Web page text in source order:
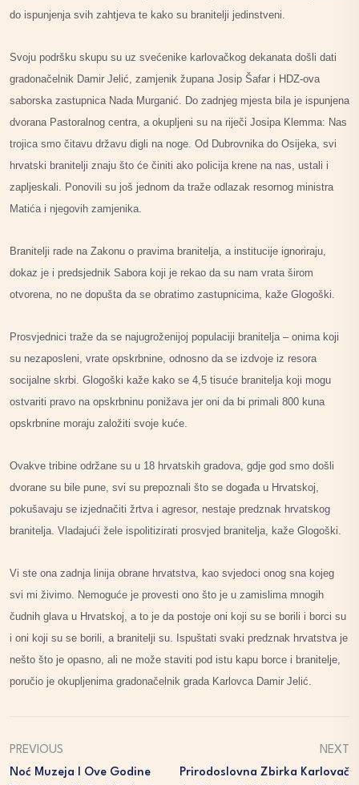
do ispunjenja svih zahtjeva te kako su branitelji jedinstveni.
Svoju podršku skupu su uz svećenike karlovačkog dekanata došli dati
gradonačelnik Damir Jelić, zamjenik župana Josip Šafar i HDZ-ova
saborska zastupnica Nada Murganić. Do zadnjeg mjesta bila je ispunjena
dvorana Pastoralnog centra, a okupljeni su na riječi Josipa Klemma: Nas
trojica smo čitavu državu digli na noge. Od Dubrovnika do Osijeka, svi
hrvatski branitelji znaju što će činiti ako policija krene na nas, ustali i
zapljeskali. Ponovili su još jednom da traže odlazak resornog ministra
Matića i njegovih zamjenika.
Branitelji rade na Zakonu o pravima branitelja, a institucije ignoriraju,
dokaz je i predsjednik Sabora koji je rekao da su nam vrata širom
otvorena, no ne dopušta da se obratimo zastupnicima, kaže Glogoški.
Prosvjednici traže da se najugroženijoj populaciji branitelja – onima koji
su nezaposleni, vrate opskrbnine, odnosno da se izdvoje iz resora
socijalne skrbi. Glogoški kaže kako se 4,5 tisuće branitelja koji mogu
ostvariti pravo na opskrbninu ponižava jer oni da bi primali 800 kuna
opskrbnine moraju založiti svoje kuće.
Ovakve tribine održane su u 18 hrvatskih gradova, gdje god smo došli
dvorane su bile pune, svi su prepoznali što se događa u Hrvatskoj,
pokušavaju se izjednačiti žrtva i agresor, nestaje predznak hrvatskog
branitelja. Vladajući žele ispolitizirati prosvjed branitelja, kaže Glogoški.
Vi ste ona zadnja linija obrane hrvatstva, kao svjedoci onog sna kojeg
svi mi živimo. Nemoguće je provesti ono što je u zamislima mnogih
čudnih glava u Hrvatskoj, a to je da postoje oni koji su se borili i borci su
i oni koji su se borili, a branitelji su. Ispuštati svaki predznak hrvatstva je
nešto što je opasno, ali ne može staviti pod istu kapu borce i branitelje,
poručio je okupljenima gradonačelnik grada Karlovca Damir Jelić.
PREVIOUS
Noć Muzeja I Ove Godine
NEXT
Prirodoslovna Zbirka Karlovač